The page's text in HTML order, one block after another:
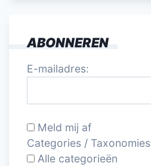
ABONNEREN
E-mailadres:
Meld mij af
Categories / Taxonomies
Alle categorieën